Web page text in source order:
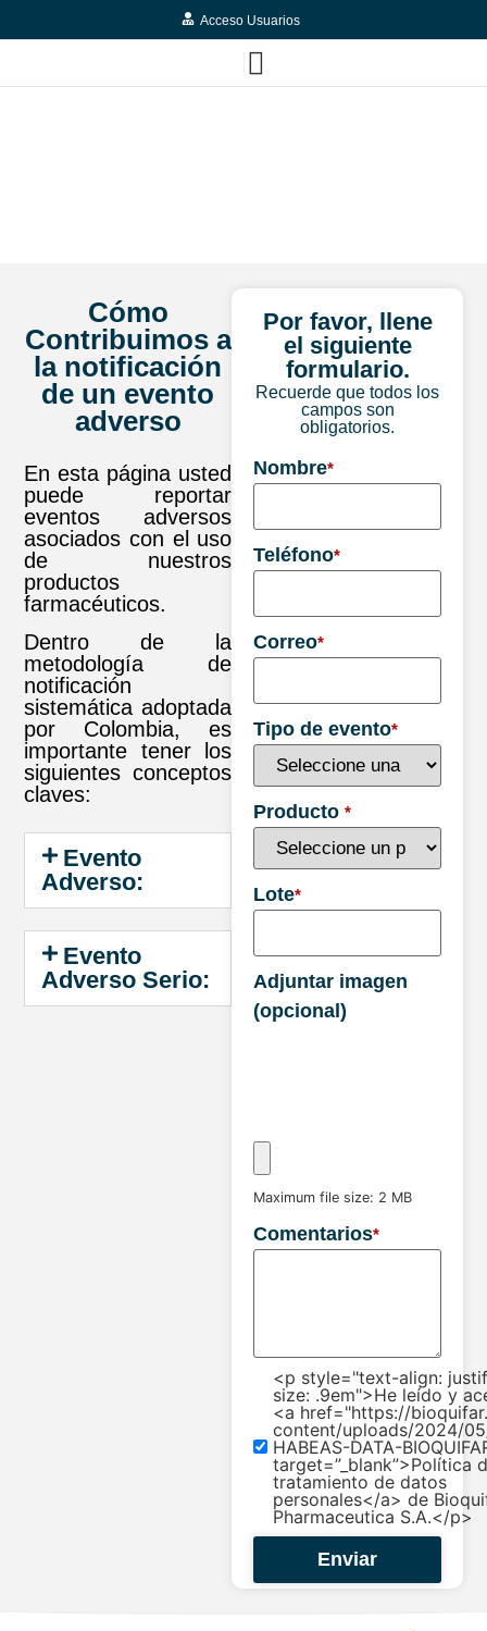
Acceso Usuarios
Cómo
Contribuimos a
la notificación
de un evento
adverso
En esta página usted
puede reportar
eventos adversos
asociados con el uso
de nuestros
productos
farmacéuticos.
Dentro de la
metodología de
notificación
sistemática adoptada
por Colombia, es
importante tener los
siguientes conceptos
claves:
Evento
Adverso:
Evento
Adverso Serio:
Por favor, llene
el siguiente
formulario.
Recuerde que todos los
campos son
obligatorios.
Nombre*
Teléfono*
Correo*
Tipo de evento*
Producto*
Lote*
Adjuntar imagen
(opcional)
Maximum file size: 2 MB
Comentarios*
<p style="text-align:
size: .9em">He leído y
<a href="https://
content/uploads/2024/
HABEAS-DATA-
target=”_blank”>Política
tratamiento de datos
personales</a> de
Pharmaceutica S.A.</p>
Enviar